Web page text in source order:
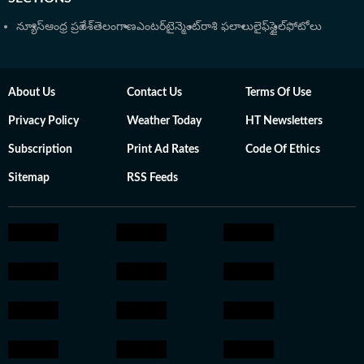
న్యూస్ఆంధ్ర ప్రదేశ్తెలంగాణఎంటర్‌టైన్మెంట్రాశి ఫలాలులైఫ్‌స్టైల్ఫోటోలు
About Us Contact Us Terms Of Use
Privacy Policy Weather Today HT Newsletters
Subscription Print Ad Rates Code Of Ethics
Sitemap RSS Feeds